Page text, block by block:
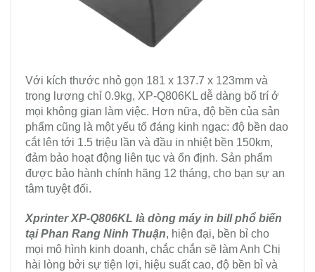
Với kích thước nhỏ gọn 181 x 137.7 x 123mm và
trọng lượng chỉ 0.9kg, XP-Q806KL dễ dàng bố trí ở
mọi không gian làm việc. Hơn nữa, độ bền của sản
phẩm cũng là một yếu tố đáng kinh ngạc: độ bền dao
cắt lên tới 1.5 triệu lần và đầu in nhiệt bền 150km,
đảm bảo hoạt động liên tục và ổn định. Sản phẩm
được bảo hành chính hãng 12 tháng, cho bạn sự an
tâm tuyệt đối.
Xprinter XP-Q806KL là dòng máy in bill phổ biến
tại Phan Rang Ninh Thuận, hiện đại, bền bỉ cho
mọi mô hình kinh doanh, chắc chắn sẽ làm Anh Chị
hài lòng bởi sự tiện lợi, hiệu suất cao, độ bền bỉ và